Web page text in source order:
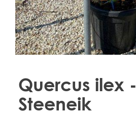
Quercus ilex -
Steeneik